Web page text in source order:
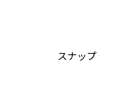
スナップ